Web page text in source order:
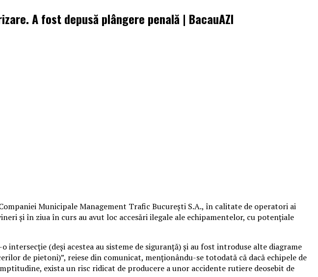
A fost depusă plângere penală | BacauAZI
Municipale Management Trafic Bucureşti S.A., în calitate de operatori ai
şi în ziua în curs au avut loc accesări ilegale ale echipamentelor, cu potenţiale
(deşi acestea au sisteme de siguranţă) şi au fost introduse alte diagrame
de pietoni)”, reiese din comunicat, menţionându-se totodată că dacă echipele de
exista un risc ridicat de producere a unor accidente rutiere deosebit de